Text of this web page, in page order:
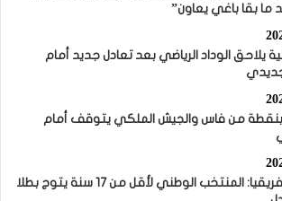
بقا باغي يعاون”
يلاحق الوداد الرياضي بعد تعادل جديد أمام
بنقطة من فاس والجيش الملكي يتوقف أمام
على عرش شمال إفريقيا: المنتخب الوطني لأقل من 17 سنة يتوج بطلا